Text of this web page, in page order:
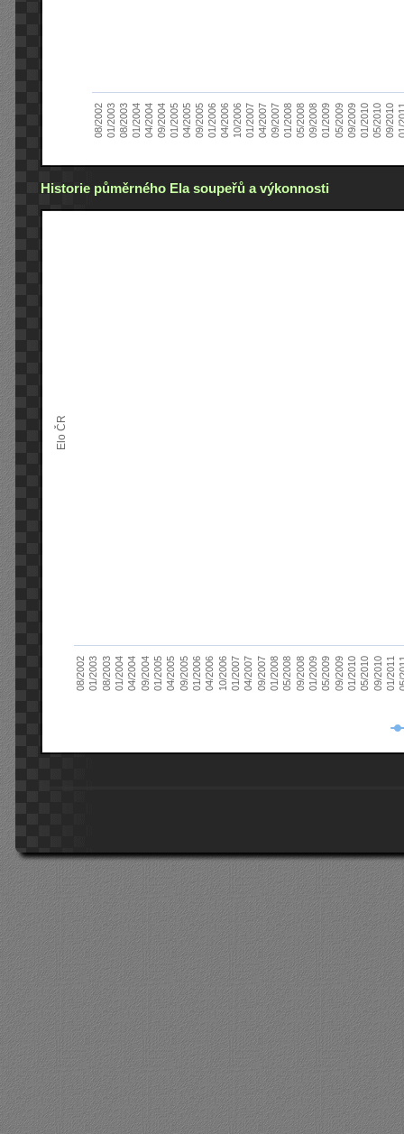
08/200201/200308/200301/200404/200409/200401/200504/200509/200501/200604/200610/200601/200704/200709/200701/200805/200809/200801/200905/200909/200901/201005/201009/2010
Historie půměrného Ela soupeřů a výkonnosti
Elo ČR
08/200201/200308/200301/200404/200409/200401/200504/200509/200501/200604/200610/200601/200704/200709/200701/200805/200809/200801/200905/200909/200901/201005/201009/201001/2011